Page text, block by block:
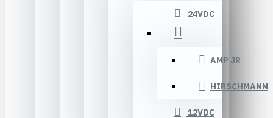
24VDC
AMP JR
HIRSCHMANN
12VDC